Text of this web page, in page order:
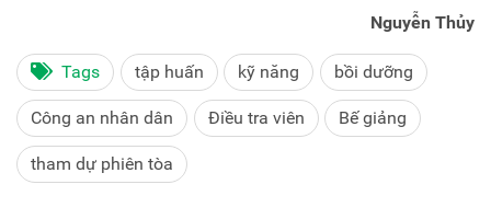
Nguyễn Thủy
Tags tập huấn kỹ năng bồi dưỡng
Công an nhân dân Điều tra viên Bế giảng
tham dự phiên tòa